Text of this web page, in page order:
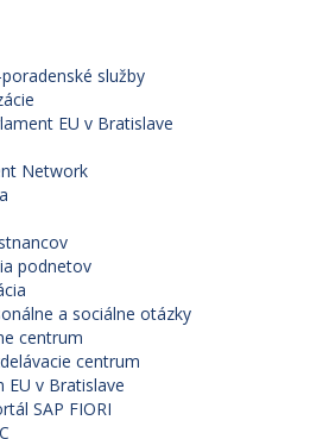
služby
EU v Bratislave
Network
podnetov
a sociálne otázky
centrum
centrum
v Bratislave
SAP FIORI